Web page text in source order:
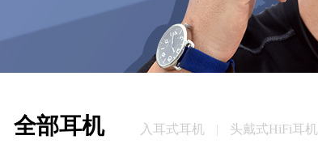
全部耳机 入耳式耳机 | 头戴式HiFi耳机